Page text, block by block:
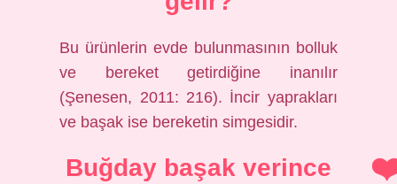
Bu ürünlerin evde bulunmasının bolluk
ve bereket getirdiğine inanılır
(Şenesen, 2011: 216). İncir yaprakları
ve başak ise bereketin simgesidir.
Buğday başak verince